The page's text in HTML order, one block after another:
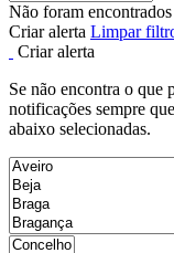
Não foram encontrados
Criar alerta Limpar
Criar alerta
Se não encontra o que
notificações sempre
abaixo selecionadas.